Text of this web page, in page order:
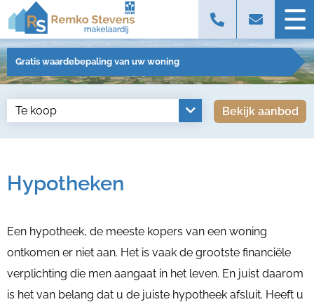
Gratis waardebepaling van uw woning
Bekijk aanbod
Hypotheken
Een hypotheek, de meeste kopers van een woning
ontkomen er niet aan. Het is vaak de grootste financiële
verplichting die men aangaat in het leven. En juist daarom
is het van belang dat u de juiste hypotheek afsluit. Heeft u